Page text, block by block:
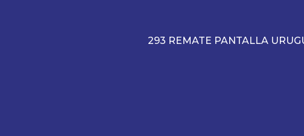
293 REMATE PANTALLA